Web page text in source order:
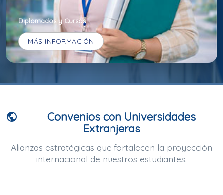
Diplomados y Cursos
MÁS INFORMACIÓN
public
Convenios con Universidades
Extranjeras
Alianzas estratégicas que fortalecen la proyección
internacional de nuestros estudiantes.